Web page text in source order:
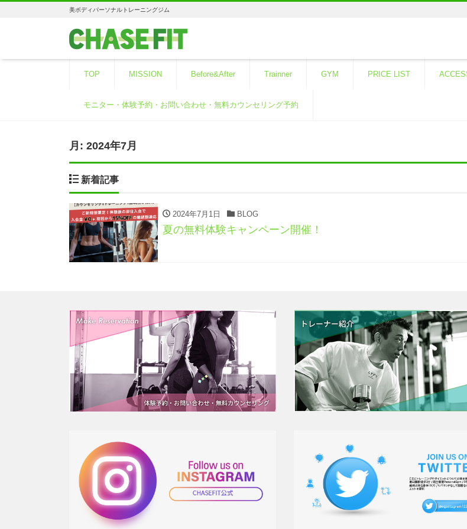
美ボディパーソナルトレーニングジム
TOP MISSION Before&After Trainner GYM PRICE LIST
モニター・体験予約・お問い合わせ・無料カウンセリング予約
月: 2024年7月
新着記事
2024年7月1日 BLOG
夏の無料体験キャンペーン開催！